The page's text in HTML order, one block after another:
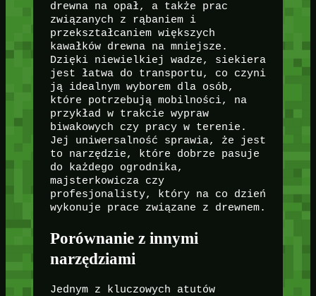
drewna na opał, a także prac
związanych z rąbaniem i
przekształcaniem większych
kawałków drewna na mniejsze.
Dzięki niewielkiej wadze, siekiera
jest łatwa do transportu, co czyni
ją idealnym wyborem dla osób,
które potrzebują mobilności, na
przykład w trakcie wypraw
biwakowych czy pracy w terenie.
Jej uniwersalność sprawia, że jest
to narzędzie, które dobrze pasuje
do każdego ogrodnika,
majsterkowicza czy
profesjonalisty, który na co dzień
wykonuje prace związane z drewnem.
Porównanie z innymi
narzędziami
Jednym z kluczowych atutów